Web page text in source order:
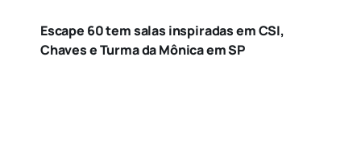
Escape 60 tem salas inspiradas em CSI,
Chaves e Turma da Mônica em SP